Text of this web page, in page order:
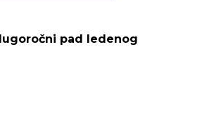
pad ledenog